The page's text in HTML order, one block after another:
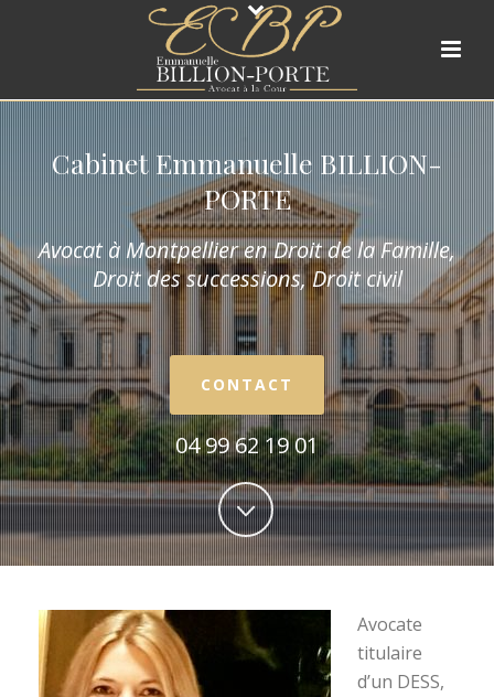
Cabinet Emmanuelle BILLION-
PORTE
Avocat à Montpellier en Droit de la Famille,
Droit des successions, Droit civil
CONTACT
04 99 62 19 01
Avocate
titulaire
d’un DESS,